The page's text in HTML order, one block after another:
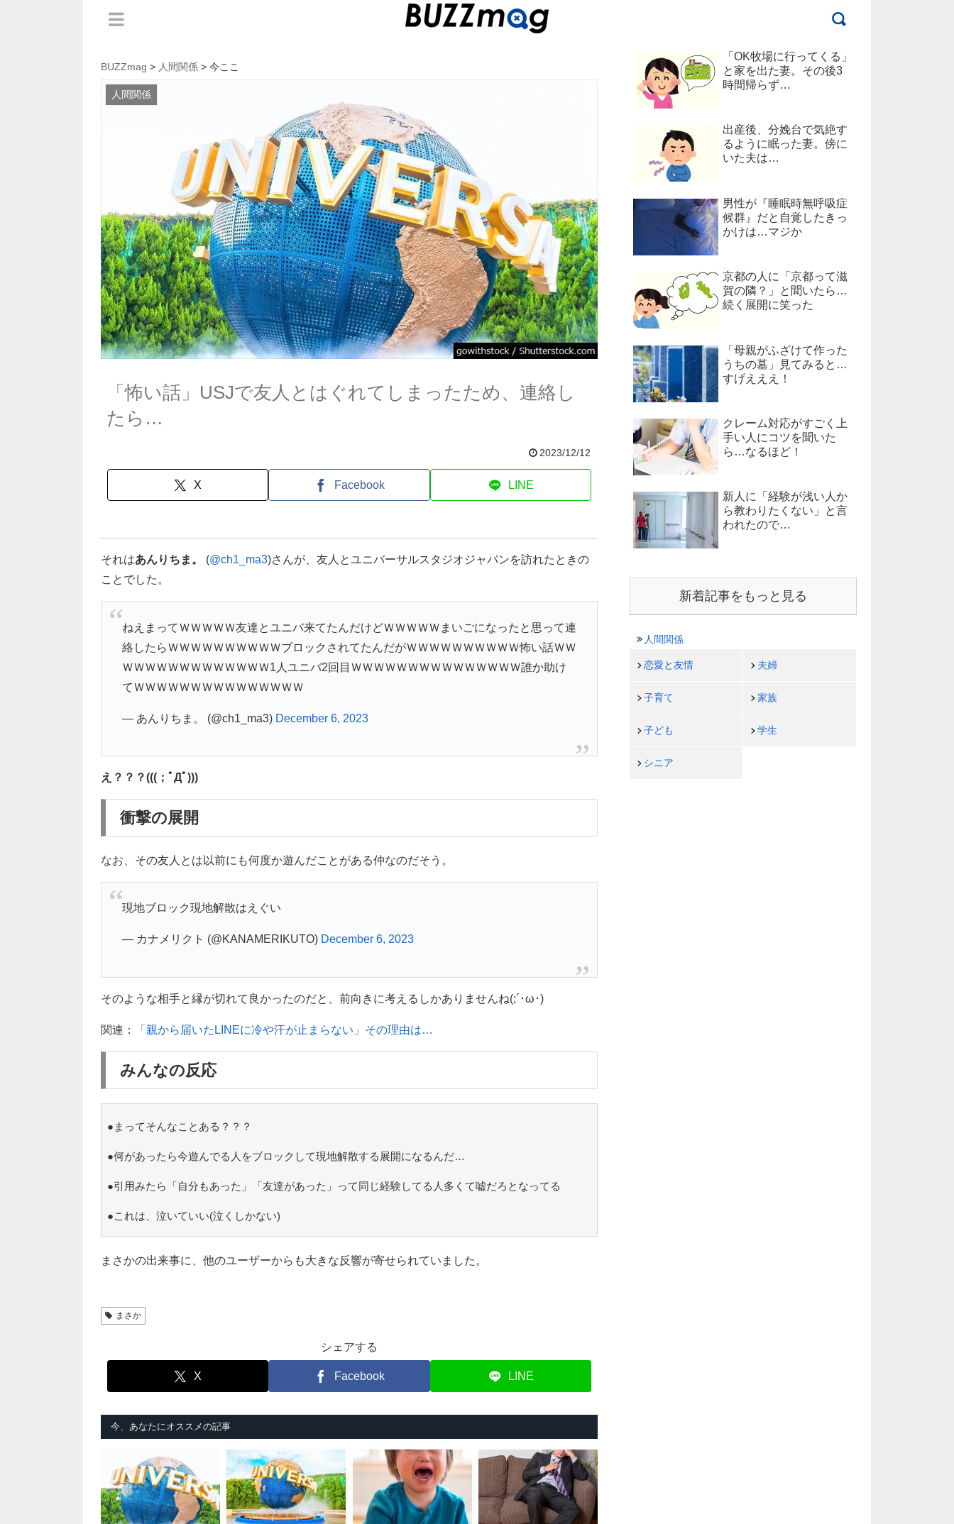
BUZZmag > 人間関係 > 今ここ
人間関係
「怖い話」USJで友人とはぐれてしまったため、連絡し
たら…
2023/12/12
X Facebook LINE
それはあんりちま。 (@ch1_ma3)さんが、友人とユニバーサルスタジオジャパンを訪れたときの
ことでした。
ねえまってＷＷＷＷＷ友達とユニバ来てたんだけどＷＷＷＷＷまいごになったと思って連
絡したらＷＷＷＷＷＷＷＷＷＷブロックされてたんだがＷＷＷＷＷＷＷＷＷＷ怖い話ＷＷ
ＷＷＷＷＷＷＷＷＷＷＷＷＷ1人ユニバ2回目ＷＷＷＷＷＷＷＷＷＷＷＷＷＷＷ誰か助け
てＷＷＷＷＷＷＷＷＷＷＷＷＷＷＷ
— あんりちま。 (@ch1_ma3) December 6, 2023
え？？？(((；ﾟДﾟ)))
衝撃の展開
なお、その友人とは以前にも何度か遊んだことがある仲なのだそう。
現地ブロック現地解散はえぐい
— カナメリクト (@KANAMERIKUTO) December 6, 2023
そのような相手と縁が切れて良かったのだと、前向きに考えるしかありませんね(;´･ω･)
関連： 「親から届いたLINEに冷や汗が止まらない」その理由は…
みんなの反応
●まってそんなことある？？？
●何があったら今遊んでる人をブロックして現地解散する展開になるんだ…
●引用みたら「自分もあった」「友達があった」って同じ経験してる人多くて嘘だろとなってる
●これは、泣いていい(泣くしかない)
まさかの出来事に、他のユーザーからも大きな反響が寄せられていました。
まさか
シェアする
X Facebook LINE
今、あなたにオススメの記事
「OK牧場に行ってくる」
と家を出た妻。その後3
時間帰らず…
出産後、分娩台で気絶す
るように眠った妻。傍に
いた夫は…
男性が『睡眠時無呼吸症
候群』だと自覚したきっ
かけは…マジか
京都の人に「京都って滋
賀の隣？」と聞いたら…
続く展開に笑った
「母親がふざけて作った
うちの墓」見てみると…
すげえええ！
クレーム対応がすごく上
手い人にコツを聞いた
ら…なるほど！
新人に「経験が浅い人か
ら教わりたくない」と言
われたので…
新着記事をもっと見る
人間関係
恋愛と友情 夫婦
子育て 家族
子ども 学生
シニア